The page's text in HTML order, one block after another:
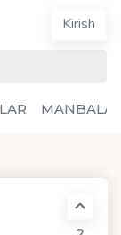
Kirish